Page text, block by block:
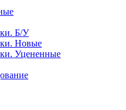
Б/У
Новые
Уцененные